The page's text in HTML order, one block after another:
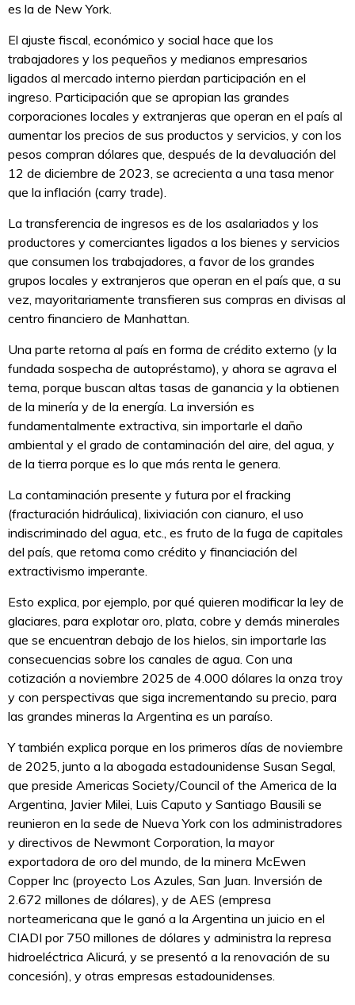
es la de New York.
El ajuste fiscal, económico y social hace que los
trabajadores y los pequeños y medianos empresarios
ligados al mercado interno pierdan participación en el
ingreso. Participación que se apropian las grandes
corporaciones locales y extranjeras que operan en el país al
aumentar los precios de sus productos y servicios, y con los
pesos compran dólares que, después de la devaluación del
12 de diciembre de 2023, se acrecienta a una tasa menor
que la inflación (carry trade).
La transferencia de ingresos es de los asalariados y los
productores y comerciantes ligados a los bienes y servicios
que consumen los trabajadores, a favor de los grandes
grupos locales y extranjeros que operan en el país que, a su
vez, mayoritariamente transfieren sus compras en divisas al
centro financiero de Manhattan.
Una parte retorna al país en forma de crédito externo (y la
fundada sospecha de autopréstamo), y ahora se agrava el
tema, porque buscan altas tasas de ganancia y la obtienen
de la minería y de la energía. La inversión es
fundamentalmente extractiva, sin importarle el daño
ambiental y el grado de contaminación del aire, del agua, y
de la tierra porque es lo que más renta le genera.
La contaminación presente y futura por el fracking
(fracturación hidráulica), lixiviación con cianuro, el uso
indiscriminado del agua, etc., es fruto de la fuga de capitales
del país, que retoma como crédito y financiación del
extractivismo imperante.
Esto explica, por ejemplo, por qué quieren modificar la ley de
glaciares, para explotar oro, plata, cobre y demás minerales
que se encuentran debajo de los hielos, sin importarle las
consecuencias sobre los canales de agua. Con una
cotización a noviembre 2025 de 4.000 dólares la onza troy
y con perspectivas que siga incrementando su precio, para
las grandes mineras la Argentina es un paraíso.
Y también explica porque en los primeros días de noviembre
de 2025, junto a la abogada estadounidense Susan Segal,
que preside Americas Society/Council of the America de la
Argentina, Javier Milei, Luis Caputo y Santiago Bausili se
reunieron en la sede de Nueva York con los administradores
y directivos de Newmont Corporation, la mayor
exportadora de oro del mundo, de la minera McEwen
Copper Inc (proyecto Los Azules, San Juan. Inversión de
2.672 millones de dólares), y de AES (empresa
norteamericana que le ganó a la Argentina un juicio en el
CIADI por 750 millones de dólares y administra la represa
hidroeléctrica Alicurá, y se presentó a la renovación de su
concesión), y otras empresas estadounidenses.